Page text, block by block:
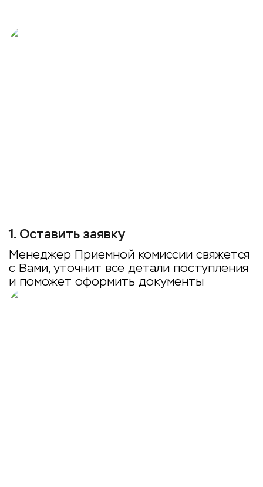
1. Оставить заявку
Менеджер Приемной комиссии свяжется
с Вами, уточнит все детали поступления
и поможет оформить документы